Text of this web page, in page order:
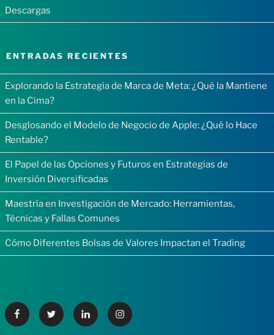
Descargas
ENTRADAS RECIENTES
Explorando la Estrategia de Marca de Meta: ¿Qué la Mantiene
en la Cima?
Desglosando el Modelo de Negocio de Apple: ¿Qué lo Hace
Rentable?
El Papel de las Opciones y Futuros en Estrategias de
Inversión Diversificadas
Maestría en Investigación de Mercado: Herramientas,
Técnicas y Fallas Comunes
Cómo Diferentes Bolsas de Valores Impactan el Trading
FacebookTwitter LinkedinInstagram